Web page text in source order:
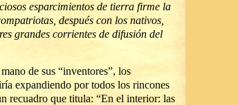
esparcimientos de tierra firme la
después con los nativos,
grandes corrientes de difusión del
de sus “inventores”, los
expandiendo por todos los rincones
recuadro que titula: “En el interior: las